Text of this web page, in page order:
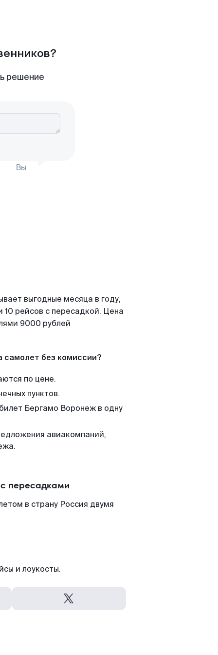
решение
Вы
выгодные месяца в году,
рейсов с пересадкой. Цена
9000 рублей
самолет без комиссии?
по цене.
пунктов.
Бергамо Воронеж в одну
авиакомпаний,
пересадками
в страну Россия двумя
и лоукосты.